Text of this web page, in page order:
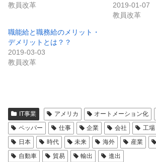
教員改革
2019-01-07
教員改革
職能給と職務給のメリット・
デメリットとは？？
2019-03-03
教員改革
IT事業 アメリカ オートメーション化
ペッパー
仕事 企業 会社 工場
日本
時代 未来 海外 産業
自動車
貿易 輸出 進出